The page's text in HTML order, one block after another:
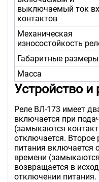
выключаемый ток
контактов
Механическая
износостойкость
Габаритные размеры
Масса
Устройство и
Реле ВЛ-173 имеет
включается при
(замыкаются
отключается. Второе
питания включается
времени
возвращается в
отключении питания.